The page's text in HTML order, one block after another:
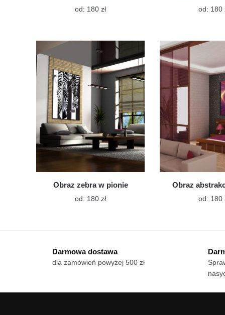
od: 180 złTen
wiele
wariantów.
Opcje
można
wybrać
stronie
produktu
od: 180
Obraz zebra w pionie
od: 180 złTen
Opcje
można
Obraz
od: 180
Darmowa dostawa
dla zamówień powyżej 500 zł